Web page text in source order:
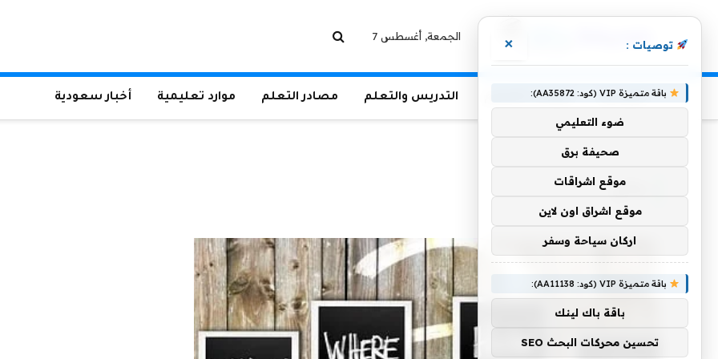
الجمعة, أغسطس 7
الرئيسية منوعات التعليم التدريس والتعلم مصادر التعلم موارد تعليمية أخبار سعودية
بناتي
توصيات : ×
باقة متميزة VIP (كود: AA35872):
ضوء التعليمي
صحيفة برق
موقع اشراقات
موقع اشراق اون لاين
اركان سياحة وسفر
باقة متميزة VIP (كود: AA11138):
باقة باك لينك
تحسين محركات البحث SEO